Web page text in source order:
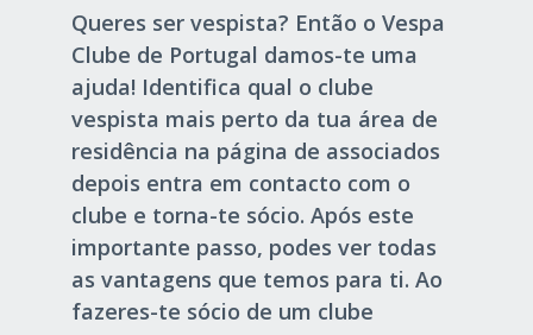
Queres ser vespista? Então o Vespa
Clube de Portugal damos-te uma
ajuda! Identifica qual o clube
vespista mais perto da tua área de
residência na página de associados
depois entra em contacto com o
clube e torna-te sócio. Após este
importante passo, podes ver todas
as vantagens que temos para ti. Ao
fazeres-te sócio de um clube